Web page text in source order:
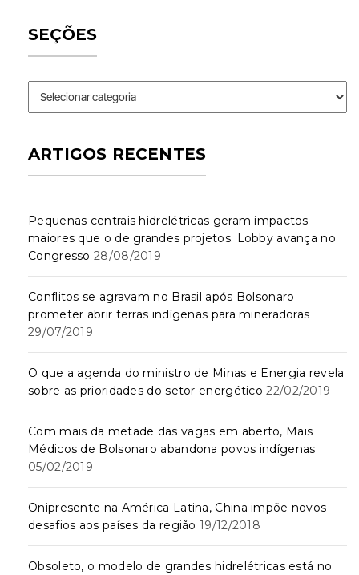
SEÇÕES
Seções
ARTIGOS RECENTES
Pequenas centrais hidrelétricas geram impactos
maiores que o de grandes projetos. Lobby avança no
Congresso 28/08/2019
Conflitos se agravam no Brasil após Bolsonaro
prometer abrir terras indígenas para mineradoras
29/07/2019
O que a agenda do ministro de Minas e Energia revela
sobre as prioridades do setor energético 22/02/2019
Com mais da metade das vagas em aberto, Mais
Médicos de Bolsonaro abandona povos indígenas
05/02/2019
Onipresente na América Latina, China impõe novos
desafios aos países da região 19/12/2018
Obsoleto, o modelo de grandes hidrelétricas está no